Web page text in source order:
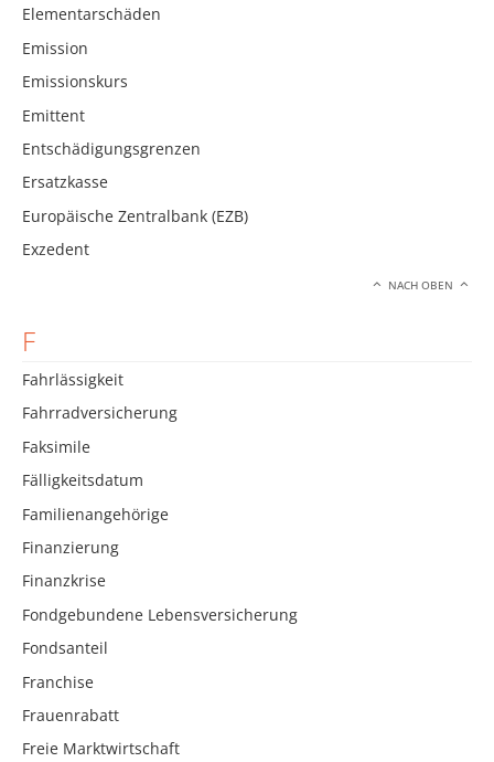
Elementarschäden
Emission
Emissionskurs
Emittent
Entschädigungsgrenzen
Ersatzkasse
Europäische Zentralbank (EZB)
Exzedent
NACH OBEN
F
Fahrlässigkeit
Fahrradversicherung
Faksimile
Fälligkeitsdatum
Familienangehörige
Finanzierung
Finanzkrise
Fondgebundene Lebensversicherung
Fondsanteil
Franchise
Frauenrabatt
Freie Marktwirtschaft